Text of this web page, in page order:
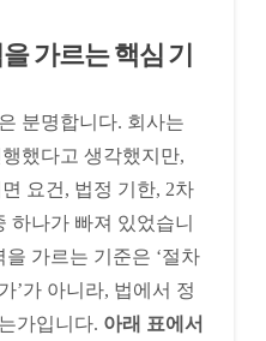
가르는 핵심 기
분명합니다. 회사는
했다고 생각했지만,
요건, 법정 기한, 2차
하나가 빠져 있었습니
가르는 기준은 ‘절차
’가 아니라, 법에서 정
가입니다. 아래 표에서